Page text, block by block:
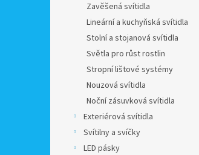
Zavěšená svítidla
Lineární a kuchyňská svítidla
Stolní a stojanová svítidla
Světla pro růst rostlin
Stropní lištové systémy
Nouzová svítidla
Noční zásuvková svítidla
Exteriérová svítidla
Svítilny a svíčky
LED pásky